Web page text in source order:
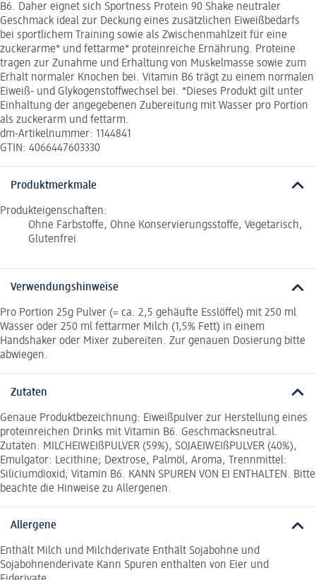
B6. Daher eignet sich Sportness Protein 90 Shake neutraler
Geschmack ideal zur Deckung eines zusätzlichen Eiweißbedarfs
bei sportlichem Training sowie als Zwischenmahlzeit für eine
zuckerarme* und fettarme* proteinreiche Ernährung. Proteine
tragen zur Zunahme und Erhaltung von Muskelmasse sowie zum
Erhalt normaler Knochen bei. Vitamin B6 trägt zu einem normalen
Eiweiß- und Glykogenstoffwechsel bei. *Dieses Produkt gilt unter
Einhaltung der angegebenen Zubereitung mit Wasser pro Portion
als zuckerarm und fettarm.
dm-Artikelnummer: 1144841
GTIN: 4066447603330
Produktmerkmale
Produkteigenschaften:
Ohne Farbstoffe, Ohne Konservierungsstoffe, Vegetarisch,
Glutenfrei
Verwendungshinweise
Pro Portion 25g Pulver (= ca. 2,5 gehäufte Esslöffel) mit 250 ml
Wasser oder 250 ml fettarmer Milch (1,5% Fett) in einem
Handshaker oder Mixer zubereiten. Zur genauen Dosierung bitte
abwiegen.
Zutaten
Genaue Produktbezeichnung: Eiweißpulver zur Herstellung eines
proteinreichen Drinks mit Vitamin B6. Geschmacksneutral.
Zutaten: MILCHEIWEIßPULVER (59%), SOJAEIWEIßPULVER (40%),
Emulgator: Lecithine; Dextrose, Palmöl, Aroma, Trennmittel:
Siliciumdioxid; Vitamin B6. KANN SPUREN VON EI ENTHALTEN. Bitte
beachte die Hinweise zu Allergenen.
Allergene
Enthält Milch und Milchderivate Enthält Sojabohne und
Sojabohnenderivate Kann Spuren enthalten von Eier und